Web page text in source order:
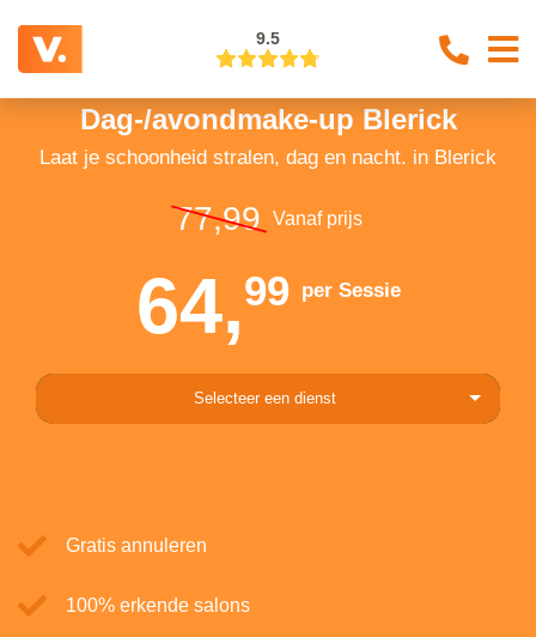
9.5
Dag-/avondmake-up Blerick
Laat je schoonheid stralen, dag en nacht. in Blerick
77,99 Vanaf prijs
64,99per Sessie
Selecteer een dienst
Gratis annuleren
100% erkende salons